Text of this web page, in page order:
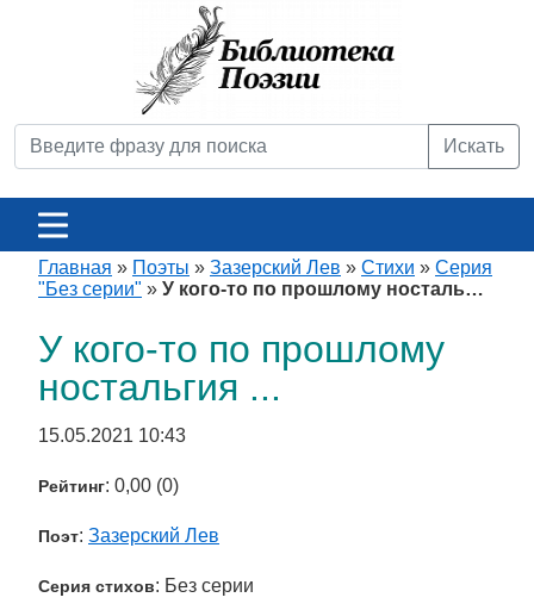
Искать
Главная » Поэты » Зазерский Лев » Стихи » Серия
"Без серии" » У кого-то по прошлому носталь…
У кого-то по прошлому
ностальгия ...
15.05.2021 10:43
Рейтинг: 0,00 (0)
Поэт: Зазерский Лев
Серия стихов: Без серии